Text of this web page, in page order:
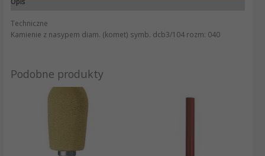
Techniczne
Kamienie z nasypem diam. (komet) symb. dcb3/104 rozm: 040
Podobne produkty